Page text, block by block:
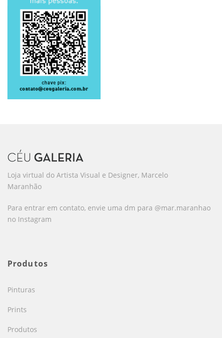
Loja virtual do Artista Visual e Designer, Marcelo
Maranhão
Para entrar em contato, envie uma dm para @mar.maranhao
no Instagram
Produtos
Pinturas
Prints
Produtos